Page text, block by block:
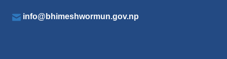
info@bhimeshwormun.gov.np